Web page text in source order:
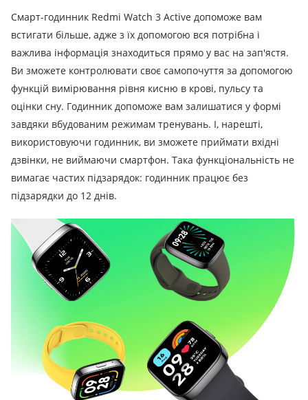
Смарт-годинник Redmi Watch 3 Active допоможе вам
встигати більше, адже з їх допомогою вся потрібна і
важлива інформація знаходиться прямо у вас на зап'ястя.
Ви зможете контролювати своє самопочуття за допомогою
функцій вимірювання рівня кисню в крові, пульсу та
оцінки сну. Годинник допоможе вам залишатися у формі
завдяки вбудованим режимам тренувань. І, нарешті,
використовуючи годинник, ви зможете приймати вхідні
дзвінки, не виймаючи смартфон. Така функціональність не
вимагає частих підзарядок: годинник працює без
підзарядки до 12 днів.